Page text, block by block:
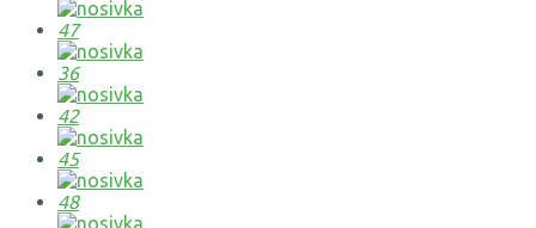
47
36
42
45
48